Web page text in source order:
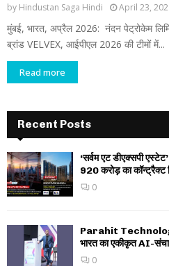
by Hindustan Saga Hindi April 23,
मुंबई, भारत, अप्रैल 2026: नंदन पेट्रोकेम
ब्रांड VELVEX, आईपीएल 2026 की टीमों में...
Read more
Recent Posts
‘सर्वम एट डीएक्सपी
920 करोड़ का कॉन्ट्रैक्ट
0
Parahit
भारत का एकीकृत AI-
0